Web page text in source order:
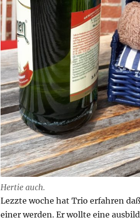
Hertie auch.
Lezzte woche hat Trio erfahren
einer werden. Er wollte eine